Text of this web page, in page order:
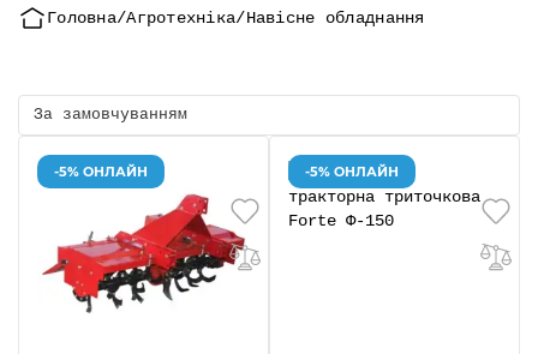
Головна Агротехніка Навісне обладнання
-5% ОНЛАЙН -5% ОНЛАЙН